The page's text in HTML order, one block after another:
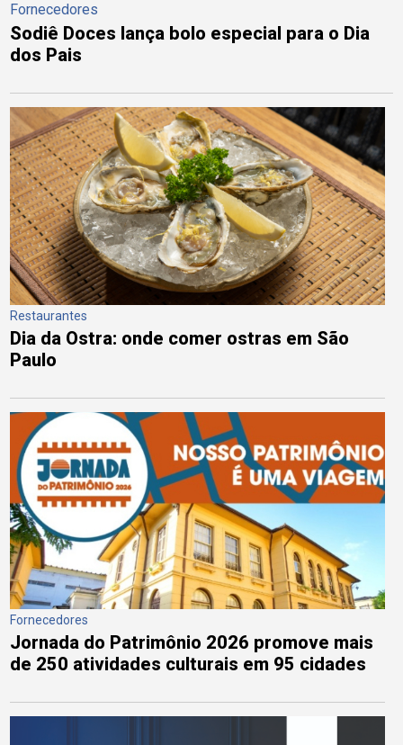
Fornecedores
Sodiê Doces lança bolo especial para o Dia
dos Pais
Restaurantes
Dia da Ostra: onde comer ostras em São
Paulo
Fornecedores
Jornada do Patrimônio 2026 promove mais
de 250 atividades culturais em 95 cidades